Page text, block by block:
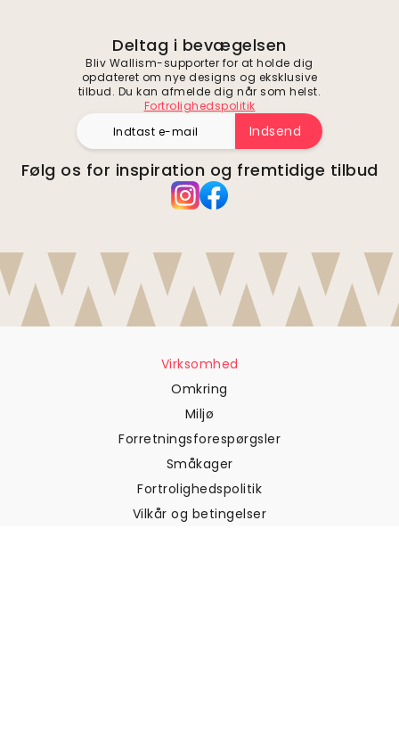
Deltag i bevægelsen
Bliv Wallism-supporter for at holde dig
opdateret om nye designs og eksklusive
tilbud. Du kan afmelde dig når som helst.
Fortrolighedspolitik
Indsend
Følg os for inspiration og fremtidige tilbud
Virksomhed
Omkring
Miljø
Forretningsforespørgsler
Småkager
Fortrolighedspolitik
Vilkår og betingelser